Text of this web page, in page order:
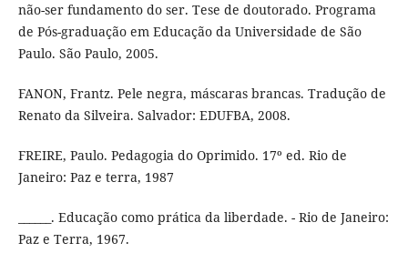
não-ser fundamento do ser. Tese de doutorado. Programa
de Pós-graduação em Educação da Universidade de São
Paulo. São Paulo, 2005.
FANON, Frantz. Pele negra, máscaras brancas. Tradução de
Renato da Silveira. Salvador: EDUFBA, 2008.
FREIRE, Paulo. Pedagogia do Oprimido. 17º ed. Rio de
Janeiro: Paz e terra, 1987
______. Educação como prática da liberdade. - Rio de Janeiro:
Paz e Terra, 1967.